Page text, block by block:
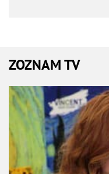
ZOZNAM TV